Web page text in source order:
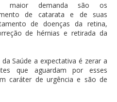
maior demanda são os
de catarata e de suas
de doenças da retina,
de hérnias e retirada da
Saúde a expectativa é zerar a
que aguardam por esses
caráter de urgência e são de